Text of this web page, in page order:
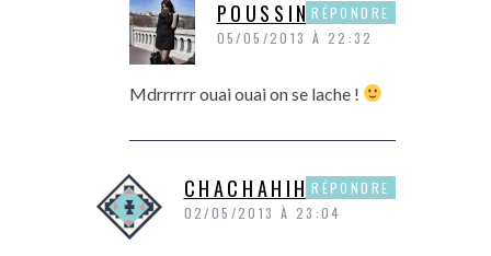
POUSSINE
05/05/2013 À 22:32
Mdrrrrrr ouai ouai on se lache !
RÉPONDRE
CHACHAHIHI
02/05/2013 À 23:04
RÉPONDRE